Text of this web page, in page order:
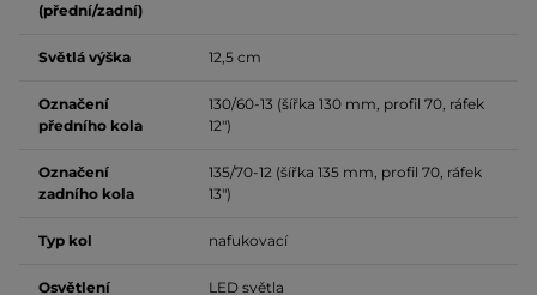
(přední/zadní)
Světlá výška 12,5 cm
Označení
předního kola
130/60-13 (šířka 130 mm, profil 70, ráfek
12")
Označení
zadního kola
135/70-12 (šířka 135 mm, profil 70, ráfek
13")
Typ kol nafukovací
Osvětlení LED světla